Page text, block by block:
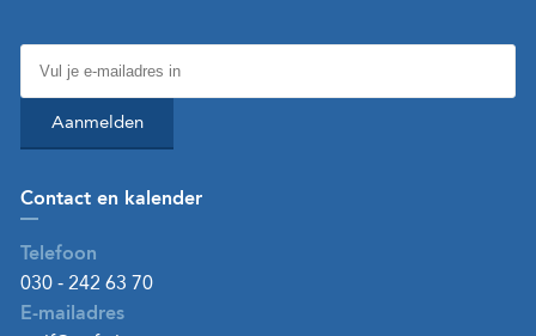
Aanmelden
Contact en kalender
Telefoon
030 - 242 63 70
E-mailadres